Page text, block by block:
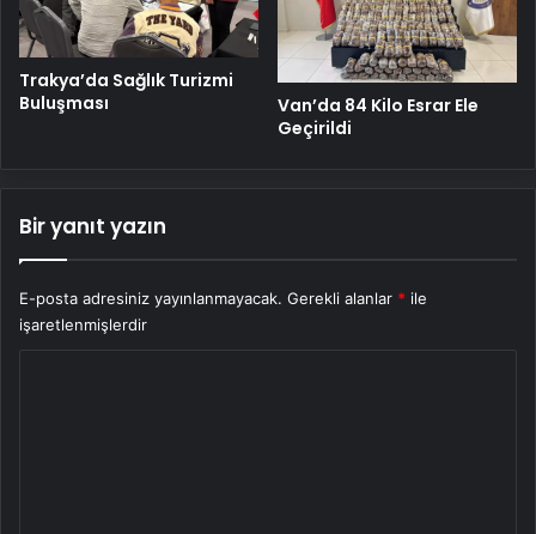
Trakya’da Sağlık Turizmi
Buluşması
Van’da 84 Kilo Esrar Ele
Geçirildi
Bir yanıt yazın
E-posta adresiniz yayınlanmayacak. Gerekli alanlar * ile
işaretlenmişlerdir